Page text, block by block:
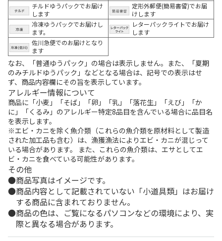
チルドゆうパックでお届け
します
定形外郵便(簡易書留)でお届
けします
冷凍ゆうパックでお届けし
ます。
レターパックライトでお届け
します
佐川急便でのお届けとなり
ます
なお、「普通ゆうパック」の場合は表示しません。また、「夏期
のみチルドゆうパック」などとなる場合は、記号での表示はせ
ず、商品内容欄にその旨を表示しています。
アレルギー情報について
商品に「小麦」「そば」「卵」「乳」「落花生」「えび」「か
に」「くるみ」のアレルギー特定8品目を含んでいる場合に品目名
を表示します。
※エビ・カニを除く魚介類（これらの魚介類を原材料として製造
された加工品も含む）は、漁獲漁法によりエビ・カニが混じって
いる場合があります。 また、これらの魚介類は、エサとしてエ
ビ・カニを食べている可能性があります。
その他
商品写真はイメージです。
商品内容として記載されていない「小道具類」はお届け
する商品に含まれておりません。
商品の色は、ご覧になるパソコンなどの環境により、実
際と異なる場合があります。